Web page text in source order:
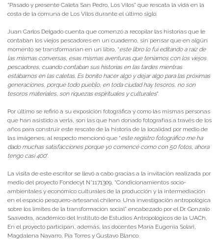
“Pasado y presente Caleta San Pedro, Los Vilos” que rescata la vida en la
costa de la comuna de Los Vilos durante el último siglo.
Juan Carlos Delgado cuenta que comenzó a recopilar las historias que le
contaban los viejos pescadores en un cuaderno, sin pensar que en algún
momento se transformarían en un libro, “este libro lo fui editando a raíz de
las mismas conversas, esas mismas aventuras que teníamos con los viejos
pescadores, cuando contaban sus historias en las tardes mientras
estábamos en las caletas. Es bonito hacer algo y dejar algo para las próximas
generaciones, porque todo pueblo, en toda ciudad hay tesoros, no son
tesoros materiales, son riquezas espirituales y culturales”.
Por último se refirió a su exposición fotográfica y como las mismas personas
que han asistido a verla, son las que han donado fotografías a través de los
años para construir este rescate de la historia de la localidad por medio de
las imágenes, al respecto mencionó que “este registro fotográfico me ha
dado muchas satisfacciones porque yo comencé como con 50 fotos, ahora
tengo casi 400”.
La visita de este escritor se llevó a cabo gracias a la invitación realizada por
medio del proyecto Fondecyt N°1171309, “Condicionamientos socio-
ambientales y económico culturales de la producción y la intermediación
en el espacio pesquero-artesanal chileno. Una investigación antropológica
sobre los límites de la transformación social” encabezado por el Dr. Gonzalo
Saavedra, académico del Instituto de Estudios Antropológicos de la UACh.
En el proyecto participan, además, las docentes María Eugenia Solari,
Magdalena Navarro, Pía Torres y Gustavo Blanco.